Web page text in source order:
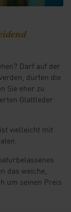
Darf auf der
dürfen die
Sie eher zu
Glattleder
vielleicht mit
das weiche,
um seinen Preis